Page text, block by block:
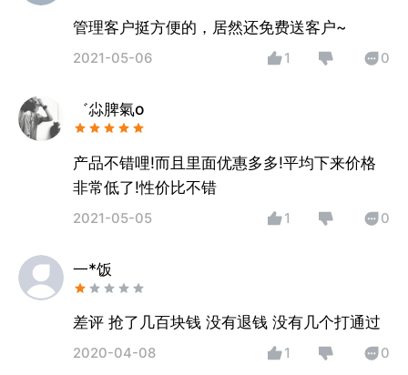
管理客户挺方便的，居然还免费送客户~
2021-05-06 1 0
゛尛脾氣o
产品不错哩!而且里面优惠多多!平均下来价格
非常低了!性价比不错
2021-05-05 1 0
一*饭
差评 抢了几百块钱 没有退钱 没有几个打通过
2020-04-08 1 0